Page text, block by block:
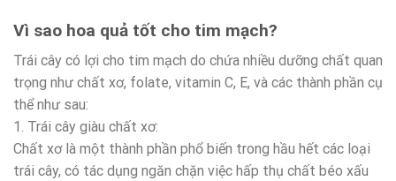
Vì sao hoa quả tốt cho tim mạch?
Trái cây có lợi cho tim mạch do chứa nhiều dưỡng chất quan
trọng như chất xơ, folate, vitamin C, E, và các thành phần cụ
thể như sau:
1. Trái cây giàu chất xơ:
Chất xơ là một thành phần phổ biến trong hầu hết các loại
trái cây, có tác dụng ngăn chặn việc hấp thụ chất béo xấu